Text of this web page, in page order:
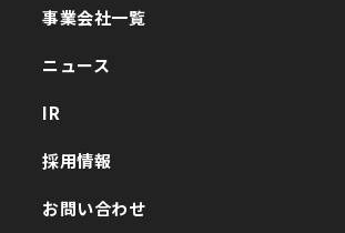
事業会社一覧
ニュース
IR
採用情報
お問い合わせ